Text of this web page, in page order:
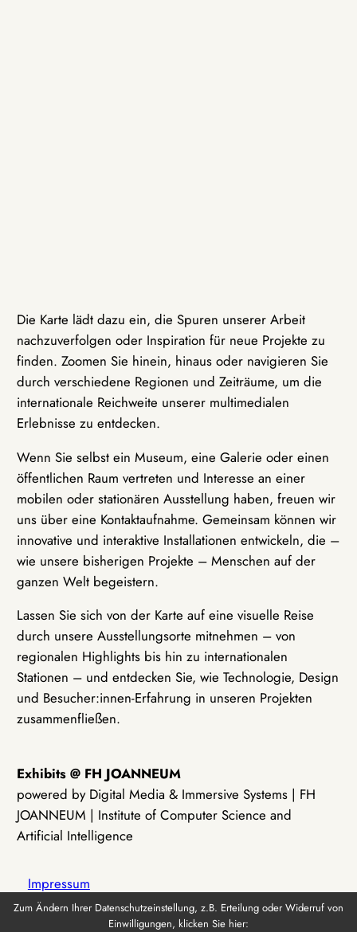
Die Karte lädt dazu ein, die Spuren unserer Arbeit
nachzuverfolgen oder Inspiration für neue Projekte zu
finden. Zoomen Sie hinein, hinaus oder navigieren Sie
durch verschiedene Regionen und Zeiträume, um die
internationale Reichweite unserer multimedialen
Erlebnisse zu entdecken.
Wenn Sie selbst ein Museum, eine Galerie oder einen
öffentlichen Raum vertreten und Interesse an einer
mobilen oder stationären Ausstellung haben, freuen wir
uns über eine Kontaktaufnahme. Gemeinsam können wir
innovative und interaktive Installationen entwickeln, die –
wie unsere bisherigen Projekte – Menschen auf der
ganzen Welt begeistern.
Lassen Sie sich von der Karte auf eine visuelle Reise
durch unsere Ausstellungsorte mitnehmen – von
regionalen Highlights bis hin zu internationalen
Stationen – und entdecken Sie, wie Technologie, Design
und Besucher:innen-Erfahrung in unseren Projekten
zusammenfließen.
Exhibits @ FH JOANNEUM
powered by Digital Media & Immersive Systems | FH
JOANNEUM | Institute of Computer Science and
Artificial Intelligence
Impressum
Zum Ändern Ihrer Datenschutzeinstellung, z.B. Erteilung oder Widerruf von
Einwilligungen, klicken Sie hier: